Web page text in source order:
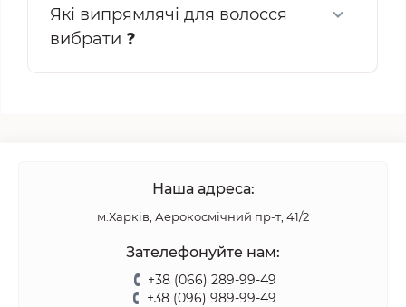
Які випрямлячі для волосся
вибрати ❓
Наша адреса:
м.Харків, Аерокосмічний пр-т, 41/2
Зателефонуйте нам:
+38 (066) 289-99-49
+38 (096) 989-99-49